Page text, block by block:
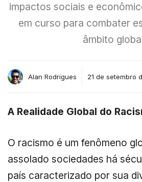
impactos sociais e
em curso para combater
âmbito
Alan Rodrigues 21 de setembro
A Realidade Global do
O racismo é um fenômeno
assolado sociedades há
país caracterizado por sua